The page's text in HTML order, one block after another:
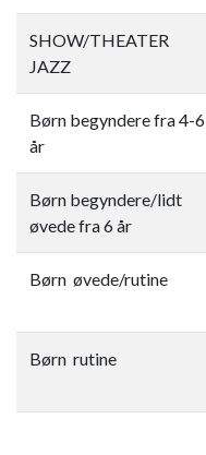
SHOW/THEATER
JAZZ​
Børn begyndere fra 4-6
år​
Børn begyndere/lidt
øvede fra 6 år
Børn øvede/rutine
Børn rutine